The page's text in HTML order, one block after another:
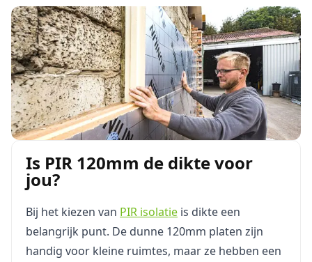
Is PIR 120mm de dikte voor
jou?
Bij het kiezen van PIR isolatie is dikte een
belangrijk punt. De dunne 120mm platen zijn
handig voor kleine ruimtes, maar ze hebben een